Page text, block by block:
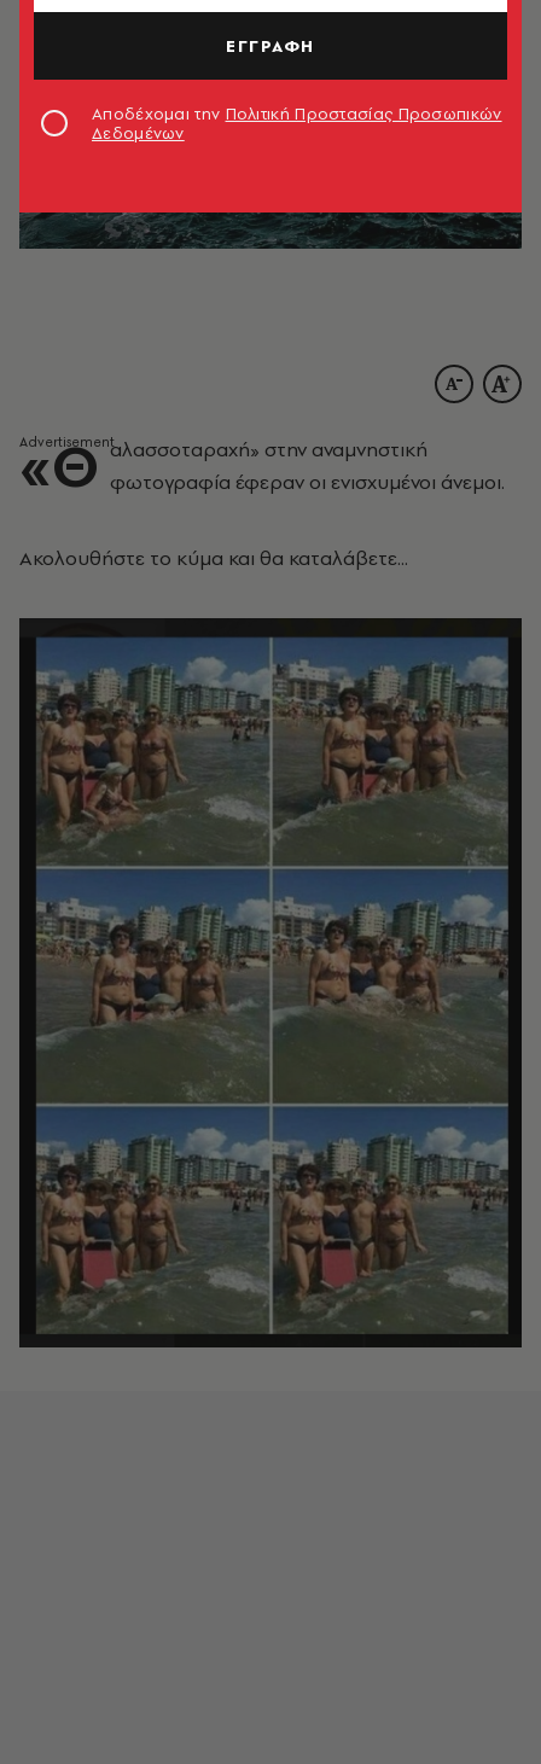
«Θ αλασσοταραχή» στην αναμνηστική
φωτογραφία έφεραν οι ενισχυμένοι άνεμοι.
Ακολουθήστε το κύμα και θα καταλάβετε...
ΕΓΓΡΑΦΗ
Αποδέχομαι την Πολιτική Προστασίας Προσωπικών
Δεδομένων